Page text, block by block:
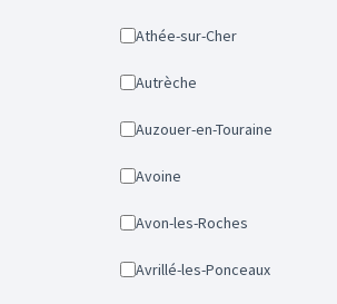
Athée-sur-Cher
Autrèche
Auzouer-en-Touraine
Avoine
Avon-les-Roches
Avrillé-les-Ponceaux